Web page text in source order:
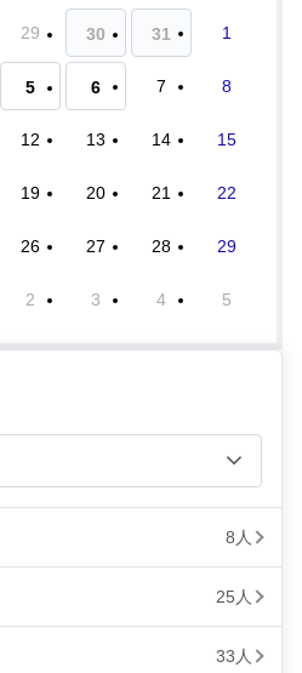
29 30 31 1
5 6 7 8
12 13 14 15
19 20 21 22
26 27 28 29
2 3 4 5
8人
25人
33人